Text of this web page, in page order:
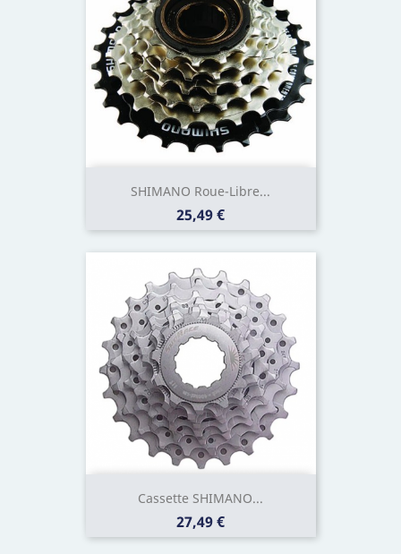
SHIMANO Roue-Libre...
Prix
25,49 €
Cassette SHIMANO...
Prix
27,49 €